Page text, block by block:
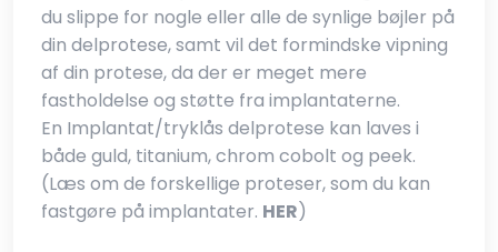
du slippe for nogle eller alle de synlige bøjler på
din delprotese, samt vil det formindske vipning
af din protese, da der er meget mere
fastholdelse og støtte fra implantaterne.
En Implantat/tryklås delprotese kan laves i
både guld, titanium, chrom cobolt og peek.
(Læs om de forskellige proteser, som du kan
fastgøre på implantater. HER)